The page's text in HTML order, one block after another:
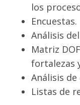
los
Encuestas.
Análisis
Matriz
fortalezas
Análisis
Listas de